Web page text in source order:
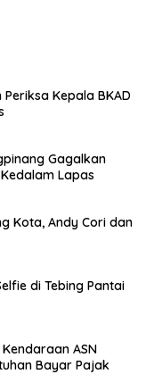
Kepala BKAD
Gagalkan
Lapas
Kota, Andy Cori dan
di Tebing Pantai
ASN
Bayar Pajak